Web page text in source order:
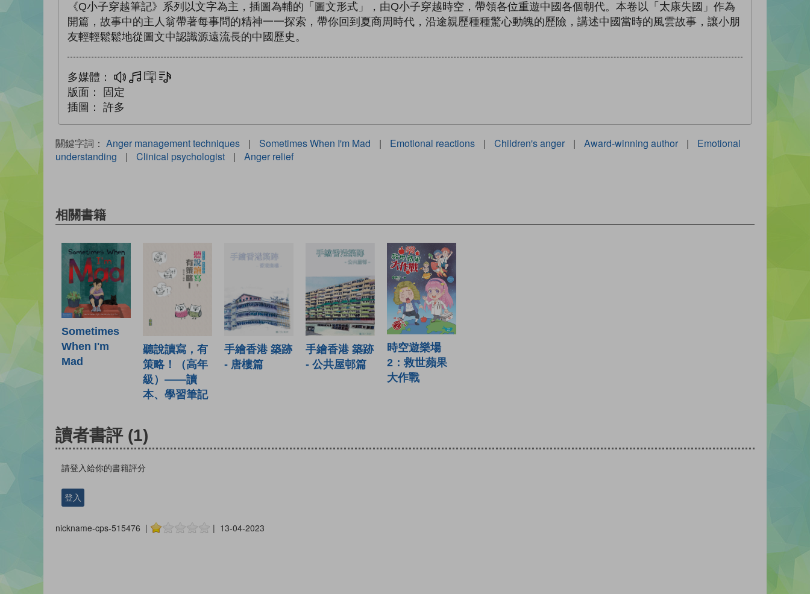
《Q小子穿越筆記》系列以文字為主，插圖為輔的「圖文形式」，由Q小子穿越時空，帶領各位重遊中國各個朝代。本卷以「太康失國」作為
開篇，故事中的主人翁帶著每事問的精神一一探索，帶你回到夏商周時代，沿途親歷種種驚心動魄的歷險，講述中國當時的風雲故事，讓小朋
友輕輕鬆鬆地從圖文中認識源遠流長的中國歷史。
多媒體： 多媒體互動練習
文字同步朗讀
版面：
固定
插圖：
許多
關鍵字詞： Anger management techniques | Sometimes When I'm Mad | Emotional reactions | Children's anger | Award-winning author |
Emotional
understanding
| Clinical psychologist | Anger relief
相關書籍
Sometimes
When I'm
Mad
聽說讀寫，有
策略！（高年
級）——讀
本、學習筆記
手繪香港 築跡
- 唐樓篇
手繪香港 築跡
- 公共屋邨篇
時空遊樂場
2：救世蘋果
大作戰
讀者書評 (1)
請登入給你的書籍評分
登入
nickname-cps-515476 | | 13-04-2023